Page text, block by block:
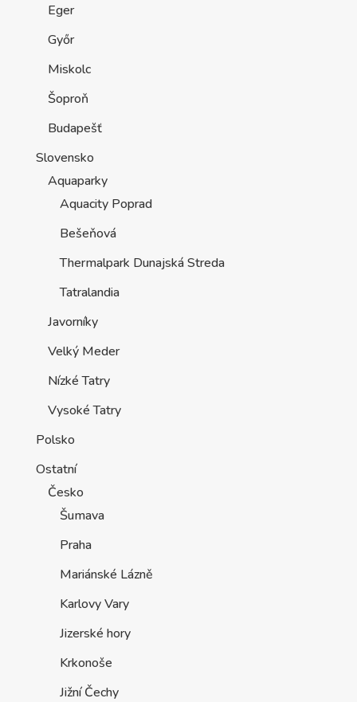
Eger
Győr
Miskolc
Šoproň
Budapešť
Slovensko
Aquaparky
Aquacity Poprad
Bešeňová
Thermalpark Dunajská Streda
Tatralandia
Javorníky
Velký Meder
Nízké Tatry
Vysoké Tatry
Polsko
Ostatní
Česko
Šumava
Praha
Mariánské Lázně
Karlovy Vary
Jizerské hory
Krkonoše
Jižní Čechy